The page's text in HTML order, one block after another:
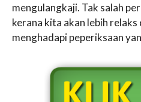
mengulangkaji. Tak salah
kerana kita akan lebih
menghadapi peperiksaan